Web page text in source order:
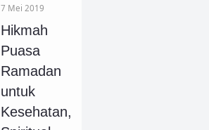
7 Mei 2019
Hikmah
Puasa
Ramadan
untuk
Kesehatan,